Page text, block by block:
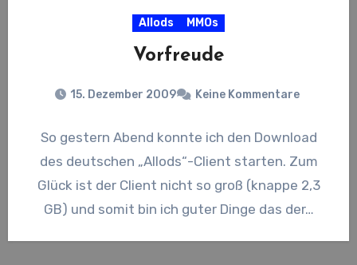
Allods MMOs
Vorfreude
15. Dezember 2009 Keine Kommentare
So gestern Abend konnte ich den Download
des deutschen „Allods“-Client starten. Zum
Glück ist der Client nicht so groß (knappe 2,3
GB) und somit bin ich guter Dinge das der…